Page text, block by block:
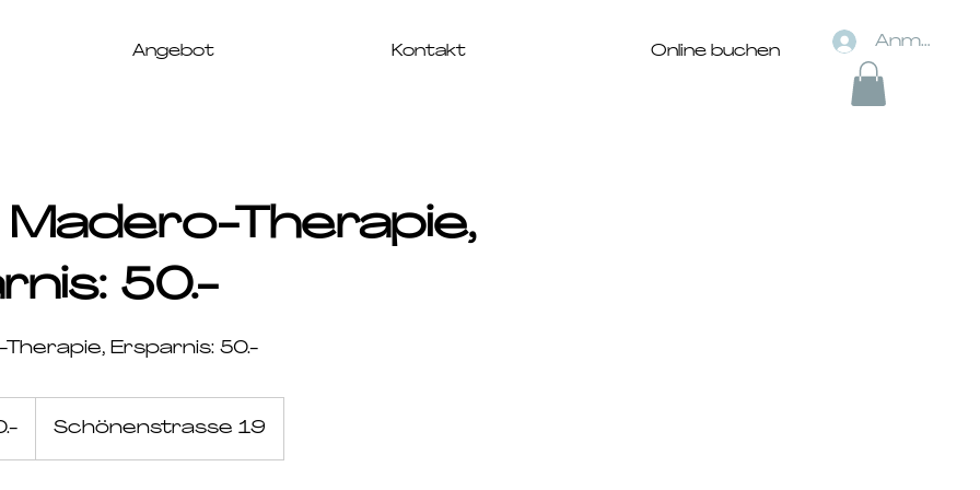
Anmelden
Angebot Kontakt Online buchen
Madero-Therapie,
50.-
Ersparnis: 50.-
Schönenstrasse 19